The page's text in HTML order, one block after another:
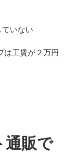
いない
工賃が２万円
通販で